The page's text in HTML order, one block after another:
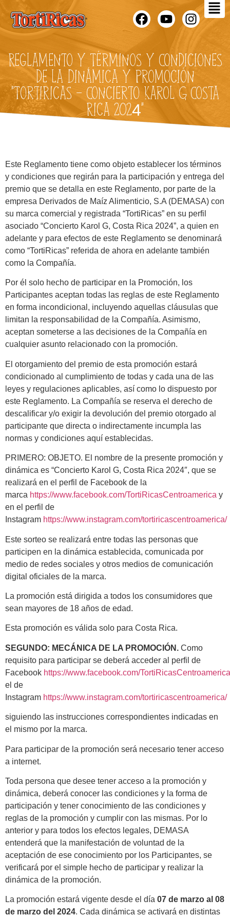
Reglamento y Términos y Condiciones
de la Dinámica y Promoción
“TortiRicas - Concierto Karol G, Costa
Rica 2024”
Este Reglamento tiene como objeto establecer los términos
y condiciones que regirán para la participación y entrega del
premio que se detalla en este Reglamento, por parte de la
empresa Derivados de Maíz Alimenticio, S.A (DEMASA) con
su marca comercial y registrada “TortiRicas” en su perfil
asociado “Concierto Karol G, Costa Rica 2024”, a quien en
adelante y para efectos de este Reglamento se denominará
como “TortiRicas” referida de ahora en adelante también
como la Compañía.
Por él solo hecho de participar en la Promoción, los
Participantes aceptan todas las reglas de este Reglamento
en forma incondicional, incluyendo aquellas cláusulas que
limitan la responsabilidad de la Compañía. Asimismo,
aceptan someterse a las decisiones de la Compañía en
cualquier asunto relacionado con la promoción.
El otorgamiento del premio de esta promoción estará
condicionado al cumplimiento de todas y cada una de las
leyes y regulaciones aplicables, así como lo dispuesto por
este Reglamento. La Compañía se reserva el derecho de
descalificar y/o exigir la devolución del premio otorgado al
participante que directa o indirectamente incumpla las
normas y condiciones aquí establecidas.
PRIMERO: OBJETO. El nombre de la presente promoción y
dinámica es “Concierto Karol G, Costa Rica 2024″, que se
realizará en el perfil de Facebook de la
marca https://www.facebook.com/TortiRicasCentroamerica y
en el perfil de
Instagram https://www.instagram.com/tortiricascentroamerica/
Este sorteo se realizará entre todas las personas que
participen en la dinámica establecida, comunicada por
medio de redes sociales y otros medios de comunicación
digital oficiales de la marca.
La promoción está dirigida a todos los consumidores que
sean mayores de 18 años de edad.
Esta promoción es válida solo para Costa Rica.
SEGUNDO: MECÁNICA DE LA PROMOCIÓN. Como
requisito para participar se deberá acceder al perfil de
Facebook https://www.facebook.com/TortiRicasCentroamerica
el de
Instagram https://www.instagram.com/tortiricascentroamerica/
siguiendo las instrucciones correspondientes indicadas en
el mismo por la marca.
Para participar de la promoción será necesario tener acceso
a internet.
Toda persona que desee tener acceso a la promoción y
dinámica, deberá conocer las condiciones y la forma de
participación y tener conocimiento de las condiciones y
reglas de la promoción y cumplir con las mismas. Por lo
anterior y para todos los efectos legales, DEMASA
entenderá que la manifestación de voluntad de la
aceptación de ese conocimiento por los Participantes, se
verificará por el simple hecho de participar y realizar la
dinámica de la promoción.
La promoción estará vigente desde el día 07 de marzo al 08
de marzo del 2024. Cada dinámica se activará en distintas